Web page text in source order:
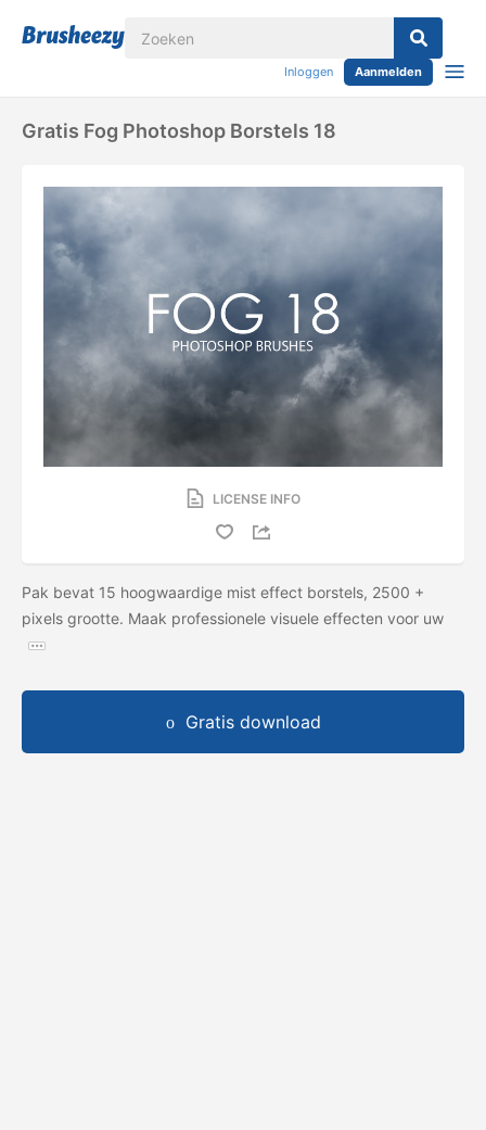
Inloggen Aanmelden
Gratis Fog Photoshop Borstels 18
LICENSE INFO
Pak bevat 15 hoogwaardige mist effect borstels, 2500 +
pixels grootte. Maak professionele visuele effecten voor uw
Gratis download